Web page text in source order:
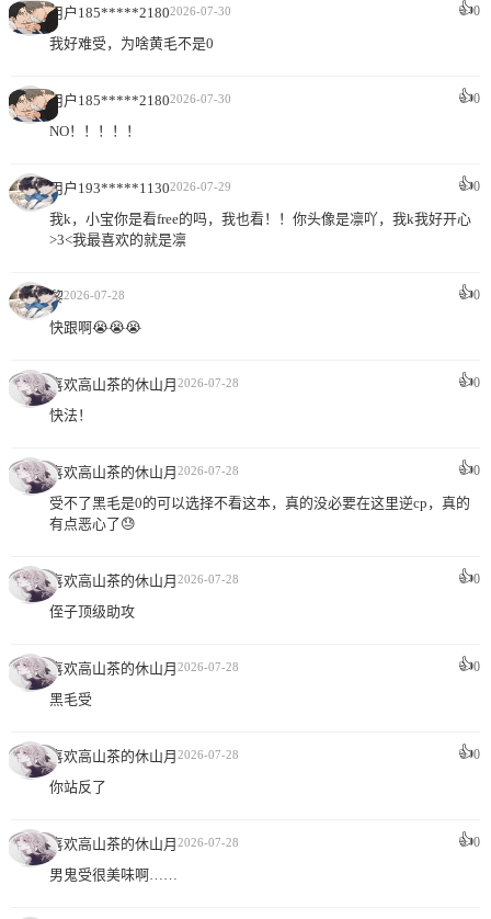
用户185*****21802026-07-30 👍0
我好难受，为啥黄毛不是0
用户185*****21802026-07-30 👍0
NO！！！！！
用户193*****11302026-07-29 👍0
我k，小宝你是看free的吗，我也看！！你头像是凛吖，我k我好开心
>3<我最喜欢的就是凛
黎2026-07-28 👍0
快跟啊😭😭😭
喜欢高山茶的休山月2026-07-28 👍0
快法！
喜欢高山茶的休山月2026-07-28 👍0
受不了黑毛是0的可以选择不看这本，真的没必要在这里逆cp，真的
有点恶心了😓
喜欢高山茶的休山月2026-07-28 👍0
侄子顶级助攻
喜欢高山茶的休山月2026-07-28 👍0
黑毛受
喜欢高山茶的休山月2026-07-28 👍0
你站反了
喜欢高山茶的休山月2026-07-28 👍0
男鬼受很美味啊……